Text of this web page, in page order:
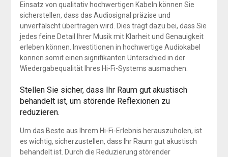
Einsatz von qualitativ hochwertigen Kabeln können Sie
sicherstellen, dass das Audiosignal präzise und
unverfälscht übertragen wird. Dies trägt dazu bei, dass Sie
jedes feine Detail Ihrer Musik mit Klarheit und Genauigkeit
erleben können. Investitionen in hochwertige Audiokabel
können somit einen signifikanten Unterschied in der
Wiedergabequalität Ihres Hi-Fi-Systems ausmachen.
Stellen Sie sicher, dass Ihr Raum gut akustisch
behandelt ist, um störende Reflexionen zu
reduzieren.
Um das Beste aus Ihrem Hi-Fi-Erlebnis herauszuholen, ist
es wichtig, sicherzustellen, dass Ihr Raum gut akustisch
behandelt ist. Durch die Reduzierung störender